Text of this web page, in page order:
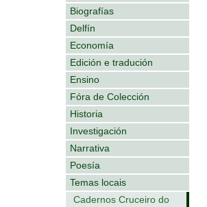
Biografías
Delfín
Economía
Edición e tradución
Ensino
Fóra de Colección
Historia
Investigación
Narrativa
Poesía
Temas locais
Cadernos Cruceiro do